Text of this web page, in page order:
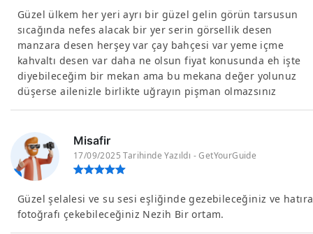
Güzel ülkem her yeri ayrı bir güzel gelin görün tarsusun
sıcağında nefes alacak bir yer serin görsellik desen
manzara desen herşey var çay bahçesi var yeme içme
kahvaltı desen var daha ne olsun fiyat konusunda eh işte
diyebileceğim bir mekan ama bu mekana değer yolunuz
düşerse ailenizle birlikte uğrayın pişman olmazsınız
Misafir
17/09/2025 Tarihinde Yazıldı - GetYourGuide
Güzel şelalesi ve su sesi eşliğinde gezebileceğiniz ve hatıra
fotoğrafı çekebileceğiniz Nezih Bir ortam.